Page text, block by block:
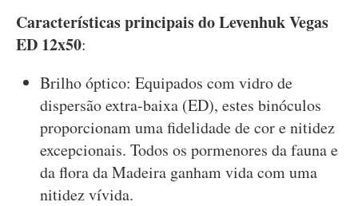
Características principais do Levenhuk Vegas
ED 12x50:
Brilho óptico: Equipados com vidro de
dispersão extra-baixa (ED), estes binóculos
proporcionam uma fidelidade de cor e nitidez
excepcionais. Todos os pormenores da fauna e
da flora da Madeira ganham vida com uma
nitidez vívida.